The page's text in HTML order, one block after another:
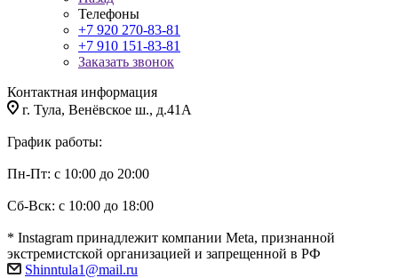
Телефоны
+7 920 270-83-81
+7 910 151-83-81
Заказать звонок
Контактная информация
г. Тула, Венёвское ш., д.41А
График работы:
Пн-Пт: с 10:00 до 20:00
Сб-Вск: с 10:00 до 18:00
* Instagram принадлежит компании Meta, признанной
экстремистской организацией и запрещенной в РФ
Shinntula1@mail.ru